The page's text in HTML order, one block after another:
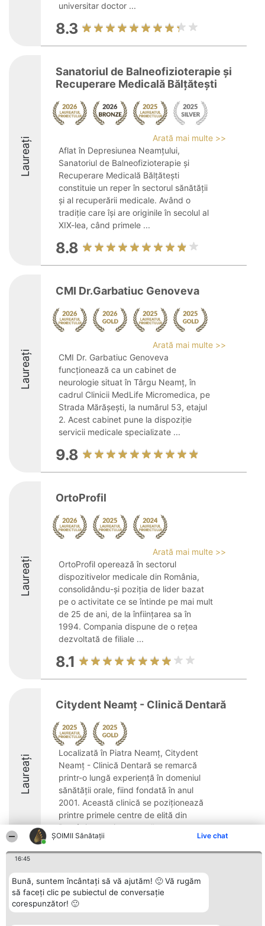
ŞOIMII Sănătații Live chat
16:45
Bună, suntem încântați să vă ajutăm! 🙂 Vă rugăm
să faceți clic pe subiectul de conversație
corespunzător! 🙂
universitar doctor ...
8.3
Laureați
Sanatoriul de Balneofizioterapie și
Recuperare Medicală Bălțătești
Arată mai multe >>
Aflat în Depresiunea Neamțului,
Sanatoriul de Balneofizioterapie și
Recuperare Medicală Bălțătești
constituie un reper în sectorul sănătății
și al recuperării medicale. Având o
tradiție care își are originile în secolul al
XIX-lea, când primele ...
8.8
Laureați
CMI Dr.Garbatiuc Genoveva
Arată mai multe >>
CMI Dr. Garbatiuc Genoveva
funcționează ca un cabinet de
neurologie situat în Târgu Neamț, în
cadrul Clinicii MedLife Micromedica, pe
Strada Mărășești, la numărul 53, etajul
2. Acest cabinet pune la dispoziție
servicii medicale specializate ...
9.8
Laureați
OrtoProfil
Arată mai multe >>
OrtoProfil operează în sectorul
dispozitivelor medicale din România,
consolidându-și poziția de lider bazat
pe o activitate ce se întinde pe mai mult
de 25 de ani, de la înființarea sa în
1994. Compania dispune de o rețea
dezvoltată de filiale ...
8.1
Laureați
Citydent Neamţ - Clinică Dentară
Localizată în Piatra Neamț, Citydent
Neamţ - Clinică Dentară se remarcă
printr-o lungă experiență în domeniul
sănătății orale, fiind fondată în anul
2001. Această clinică se poziționează
printre primele centre de elită din
România care integrează ...
Organizator Ranking
BRIGHT SOLUTIONS BR SRL
Aleea Timisul De Sus 2 Bl. A30
Plebiscyt